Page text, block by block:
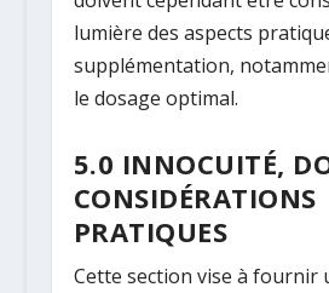
lumière des aspects
supplémentation,
le dosage optimal.
5.0 INNOCUITÉ,
CONSIDÉRATIONS
PRATIQUES
Cette section vise à fournir